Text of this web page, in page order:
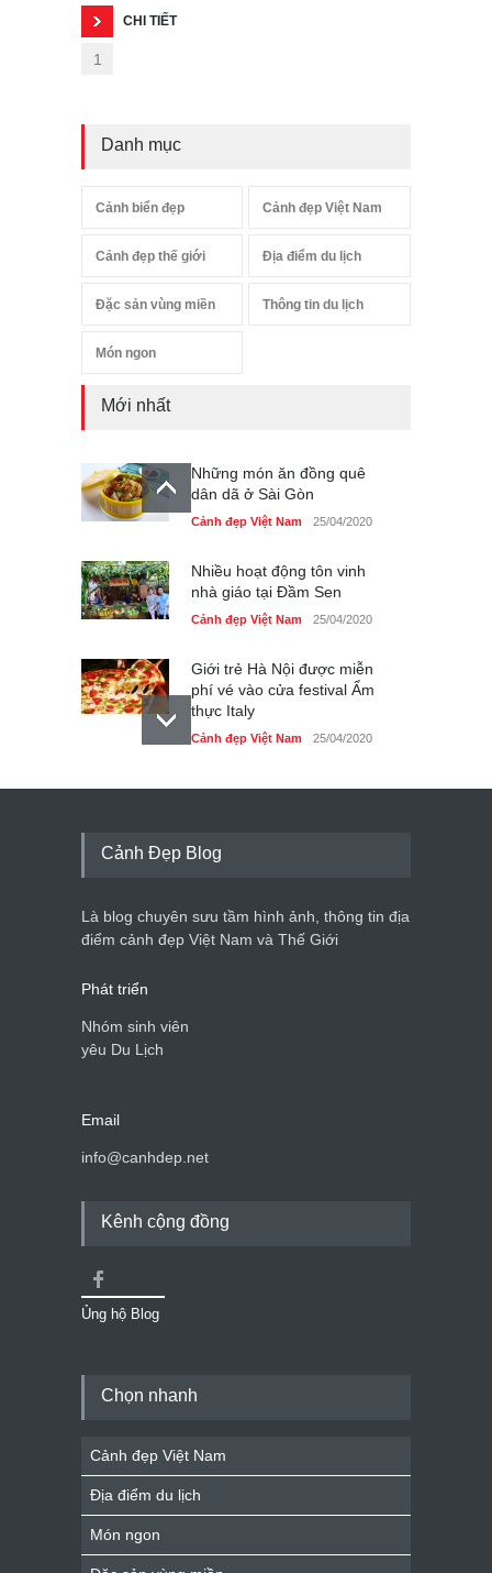
CHI TIẾT
1
Danh mục
Cảnh biển đẹp Cảnh đẹp Việt Nam
Cảnh đẹp thế giới Địa điểm du lịch
Đặc sản vùng miền Thông tin du lịch
Món ngon
Mới nhất
Những món ăn đồng quê
dân dã ở Sài Gòn
Cảnh đẹp Việt Nam 25/04/2020
Nhiều hoạt động tôn vinh
nhà giáo tại Đầm Sen
Cảnh đẹp Việt Nam 25/04/2020
Giới trẻ Hà Nội được miễn
phí vé vào cửa festival Ẩm
thực Italy
Cảnh đẹp Việt Nam 25/04/2020
Tam giác mạch khoe sắc
du lịch quốc gia
Cảnh đẹp Việt Nam 24/04/2020
Cảnh Đẹp Blog
Là blog chuyên sưu tầm hình ảnh, thông tin địa
điểm cảnh đẹp Việt Nam và Thế Giới
Phát triển
Nhóm sinh viên
yêu Du Lịch
Email
info@canhdep.net
Kênh cộng đồng
Ủng hộ Blog
Chọn nhanh
Cảnh đẹp Việt Nam
Địa điểm du lịch
Món ngon